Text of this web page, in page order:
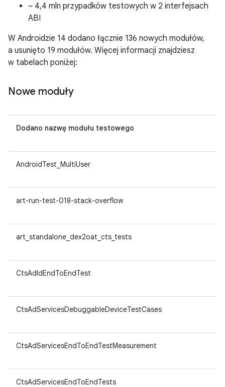
~ 4,4 mln przypadków testowych w 2 interfejsach
ABI
W Androidzie 14 dodano łącznie 136 nowych modułów,
a usunięto 19 modułów. Więcej informacji znajdziesz
w tabelach poniżej:
Nowe moduły
Dodano nazwę modułu testowego
AndroidTest_MultiUser
art-run-test-018-stack-overflow
art_standalone_dex2oat_cts_tests
CtsAdIdEndToEndTest
CtsAdServicesDebuggableDeviceTestCases
CtsAdServicesEndToEndTestMeasurement
CtsAdServicesEndToEndTests